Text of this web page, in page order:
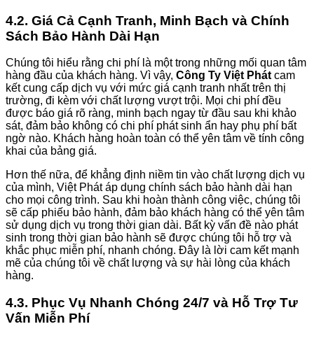
4.2. Giá Cả Cạnh Tranh, Minh Bạch và Chính
Sách Bảo Hành Dài Hạn
Chúng tôi hiểu rằng chi phí là một trong những mối quan tâm
hàng đầu của khách hàng. Vì vậy, Công Ty Việt Phátcam
kết cung cấp dịch vụ với mức giá cạnh tranh nhất trên thị
trường, đi kèm với chất lượng vượt trội. Mọi chi phí đều
được báo giá rõ ràng, minh bạch ngay từ đầu sau khi khảo
sát, đảm bảo không có chi phí phát sinh ẩn hay phụ phí bất
ngờ nào. Khách hàng hoàn toàn có thể yên tâm về tính công
khai của bảng giá.
Hơn thế nữa, để khẳng định niềm tin vào chất lượng dịch vụ
của mình, Việt Phát áp dụng chính sách bảo hành dài hạn
cho mọi công trình. Sau khi hoàn thành công việc, chúng tôi
sẽ cấp phiếu bảo hành, đảm bảo khách hàng có thể yên tâm
sử dụng dịch vụ trong thời gian dài. Bất kỳ vấn đề nào phát
sinh trong thời gian bảo hành sẽ được chúng tôi hỗ trợ và
khắc phục miễn phí, nhanh chóng. Đây là lời cam kết mạnh
mẽ của chúng tôi về chất lượng và sự hài lòng của khách
hàng.
4.3. Phục Vụ Nhanh Chóng 24/7 và Hỗ Trợ Tư
Vấn Miễn Phí